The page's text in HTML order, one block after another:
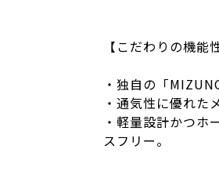
【こだわりの機能
・独自の「
・通気性に優れた
・軽量設計かつホ
スフリー。